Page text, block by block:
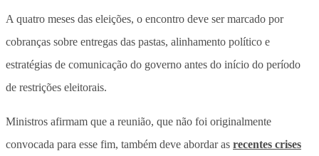
A quatro meses das eleições, o encontro deve ser marcado por
cobranças sobre entregas das pastas, alinhamento político e
estratégias de comunicação do governo antes do início do período
de restrições eleitorais.
Ministros afirmam que a reunião, que não foi originalmente
convocada para esse fim, também deve abordar as recentes crises